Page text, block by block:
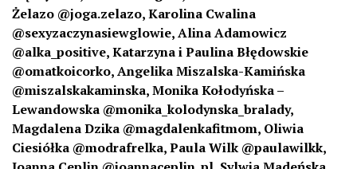
Żelazo @joga.zelazo, Karolina Cwalina
@sexyzaczynasiewglowie, Alina Adamowicz
@alka_positive, Katarzyna i Paulina Błędowskie
@omatkoicorko, Angelika Miszalska-Kamińska
@miszalskakaminska, Monika Kołodyńska –
Lewandowska @monika_kolodynska_bralady,
Magdalena Dzika @magdalenkafitmom, Oliwia
Ciesiółka @modrafrelka, Paula Wilk @paulawilkk,